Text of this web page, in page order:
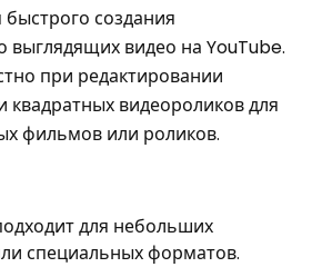
создания
выглядящих видео на YouTube.
при редактировании
квадратных видеороликов для
фильмов или роликов.
для небольших
специальных форматов.